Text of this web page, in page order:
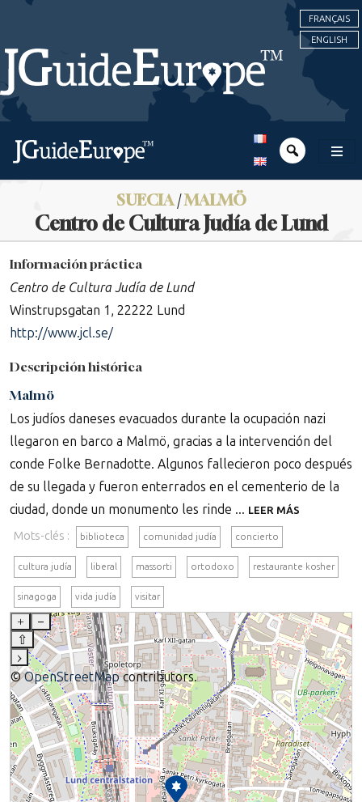
FRANÇAIS
ENGLISH
SUECIA/MALMÖ
Centro de Cultura Judía de Lund
Información práctica
Centro de Cultura Judía de Lund
Winstrupsgatan 1, 22222 Lund
http://www.jcl.se/
Descripción histórica
Malmö
Los judíos daneses evacuados durante la ocupación nazi
llegaron en barco a Malmö, gracias a la intervención del
conde Folke Bernadotte. Algunos fallecieron poco después
de su llegada y fueron enterrados en el cementerio de la
ciudad, donde un monumento les rinde ... LEER MÁS
Mots-clés : biblioteca comunidad judía concierto
cultura judía liberal massorti ortodoxo restaurante kosher
sinagoga vida judía visitar
+
–
⇧
›
©OpenStreetMapcontributors.